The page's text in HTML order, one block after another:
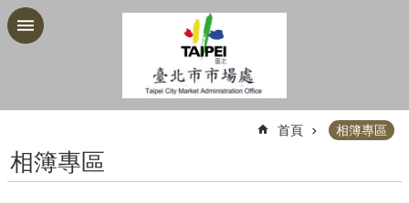
跳到主要內容區塊
首頁 相簿專區
相簿專區